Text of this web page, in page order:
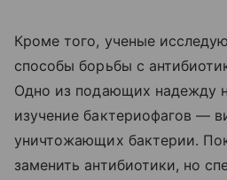
Кроме того, ученые
способы борьбы с
Одно из подающих надежду
изучение бактериофагов —
уничтожающих бактерии.
заменить антибиотики, но